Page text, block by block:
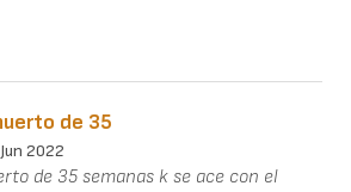
de 35
2022
de 35 semanas k se ace con el